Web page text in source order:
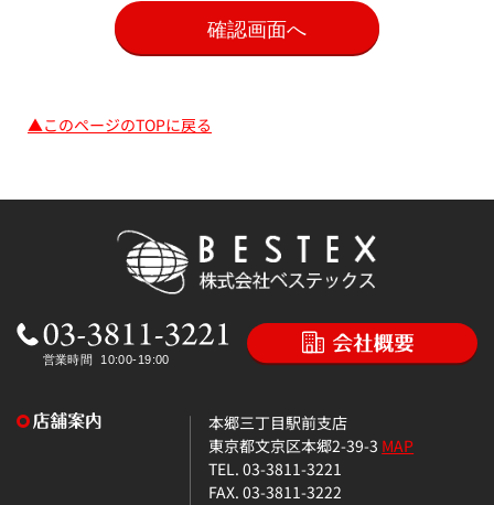
▲このページのTOPに戻る
本郷三丁目駅前支店
東京都文京区本郷2-39-3 MAP
TEL. 03-3811-3221
FAX. 03-3811-3222